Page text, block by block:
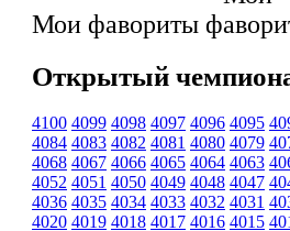
Мои фавориты
Открытый
4100 4099 4098 4097 4096 4095
4084 4083 4082 4081 4080 4079
4068 4067 4066 4065 4064 4063
4052 4051 4050 4049 4048 4047
4036 4035 4034 4033 4032 4031
4020 4019 4018 4017 4016 4015